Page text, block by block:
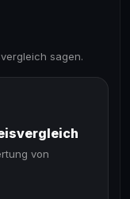
sagen.
von